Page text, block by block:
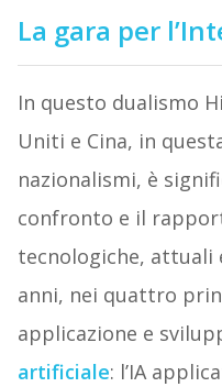
La gara per
In questo dualismo
Uniti e Cina, in
nazionalismi, è
confronto e il
tecnologiche, attuali
anni, nei quattro
applicazione e
artificiale: l’IA